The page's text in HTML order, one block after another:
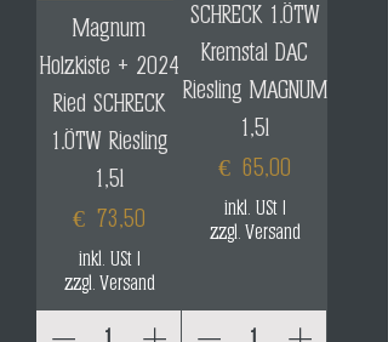
Magnum
Holzkiste + 2024
Ried SCHRECK
1.ÖTW Riesling
1,5l
Preis
€ 73,50
inkl. USt|
zzgl. Versand
SCHRECK 1.ÖTW
Kremstal DAC
Riesling MAGNUM
1,5l
Preis
€ 65,00
inkl. USt|
zzgl. Versand